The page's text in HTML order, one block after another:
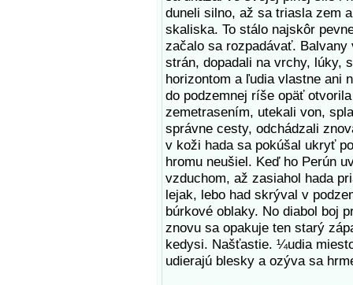
duneli silno, až sa triasla zem
skaliska. To stálo najskôr
začalo sa rozpadávať.
strán, dopadali na vrchy, lúky,
horizontom a ľudia vlastne ani
do podzemnej ríše opäť
zemetrasením, utekali von,
správne cesty, odchádzali
v koži hada sa pokúšal ukryť
hromu neušiel. Keď ho Perún
vzduchom, až zasiahol hada
lejak, lebo had skrýval v
búrkové oblaky. No diabol boj
znovu sa opakuje ten starý
kedysi. Našťastie. ¼udia
udierajú blesky a ozýva sa